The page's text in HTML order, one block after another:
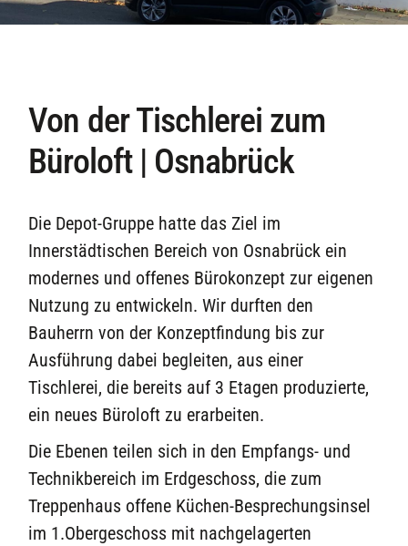
Von der Tischlerei zum
Büroloft | Osnabrück
Die Depot-Gruppe hatte das Ziel im
Innerstädtischen Bereich von Osnabrück ein
modernes und offenes Bürokonzept zur eigenen
Nutzung zu entwickeln. Wir durften den
Bauherrn von der Konzeptfindung bis zur
Ausführung dabei begleiten, aus einer
Tischlerei, die bereits auf 3 Etagen produzierte,
ein neues Büroloft zu erarbeiten.
Die Ebenen teilen sich in den Empfangs- und
Technikbereich im Erdgeschoss, die zum
Treppenhaus offene Küchen-Besprechungsinsel
im 1.Obergeschoss mit nachgelagerten